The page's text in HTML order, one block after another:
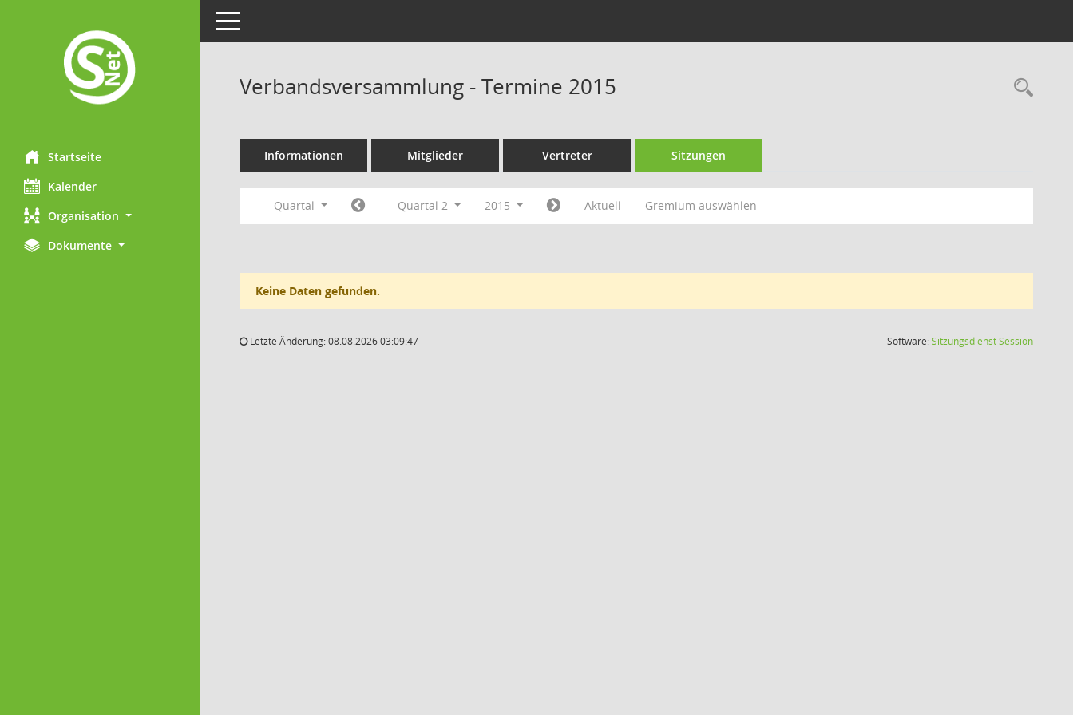
Startseite
Kalender
Organisation
Dokumente
Toggle navigation
Verbandsversammlung - Termine 2015
Informationen Mitglieder Vertreter Sitzungen
Quartal Quartal 2 2015 Aktuell Gremium auswählen
Keine Daten gefunden.
Letzte Änderung: 08.08.2026 03:09:47 Software:SitzungsdienstSession(Wird in